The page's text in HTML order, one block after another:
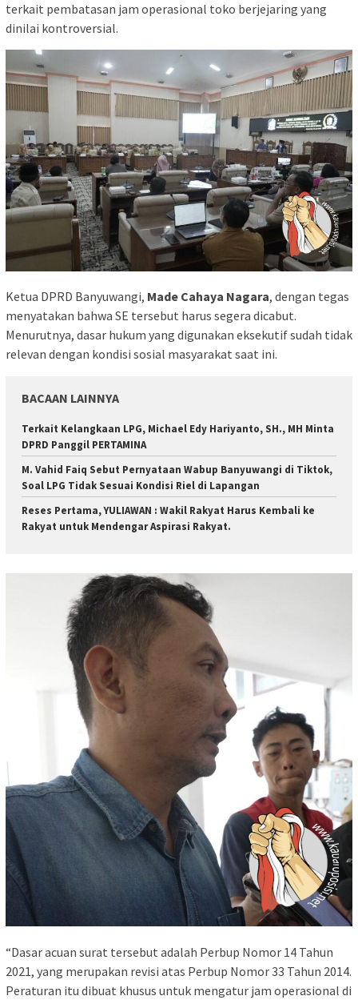
terkait pembatasan jam operasional toko berjejaring yang
dinilai kontroversial.
Ketua DPRD Banyuwangi, Made Cahaya Nagara, dengan tegas
menyatakan bahwa SE tersebut harus segera dicabut.
Menurutnya, dasar hukum yang digunakan eksekutif sudah tidak
relevan dengan kondisi sosial masyarakat saat ini.
BACAAN LAINNYA
Terkait Kelangkaan LPG, Michael Edy Hariyanto, SH., MH Minta
DPRD Panggil PERTAMINA
M. Vahid Faiq Sebut Pernyataan Wabup Banyuwangi di Tiktok,
Soal LPG Tidak Sesuai Kondisi Riel di Lapangan
Reses Pertama, YULIAWAN : Wakil Rakyat Harus Kembali ke
Rakyat untuk Mendengar Aspirasi Rakyat.
“Dasar acuan surat tersebut adalah Perbup Nomor 14 Tahun
2021, yang merupakan revisi atas Perbup Nomor 33 Tahun 2014.
Peraturan itu dibuat khusus untuk mengatur jam operasional di